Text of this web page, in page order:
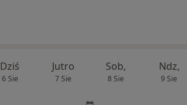
Dziś
6 Sie
Jutro
7 Sie
Sob,
8 Sie
Ndz,
9 Sie